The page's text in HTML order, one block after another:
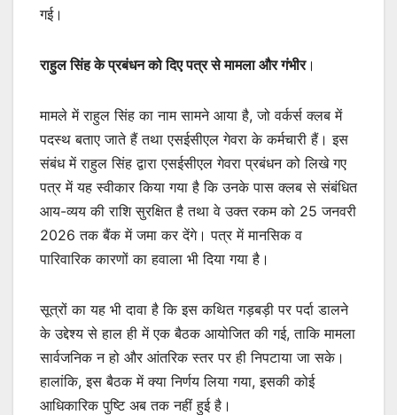
गई।
राहुल सिंह के प्रबंधन को दिए पत्र से मामला और गंभीर।
मामले में राहुल सिंह का नाम सामने आया है, जो वर्कर्स क्लब में
पदस्थ बताए जाते हैं तथा एसईसीएल गेवरा के कर्मचारी हैं। इस
संबंध में राहुल सिंह द्वारा एसईसीएल गेवरा प्रबंधन को लिखे गए
पत्र में यह स्वीकार किया गया है कि उनके पास क्लब से संबंधित
आय-व्यय की राशि सुरक्षित है तथा वे उक्त रकम को 25 जनवरी
2026 तक बैंक में जमा कर देंगे। पत्र में मानसिक व
पारिवारिक कारणों का हवाला भी दिया गया है।
सूत्रों का यह भी दावा है कि इस कथित गड़बड़ी पर पर्दा डालने
के उद्देश्य से हाल ही में एक बैठक आयोजित की गई, ताकि मामला
सार्वजनिक न हो और आंतरिक स्तर पर ही निपटाया जा सके।
हालांकि, इस बैठक में क्या निर्णय लिया गया, इसकी कोई
आधिकारिक पुष्टि अब तक नहीं हुई है।